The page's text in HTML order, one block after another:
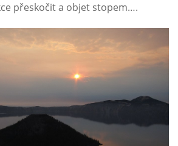
přeskočit a objet stopem….